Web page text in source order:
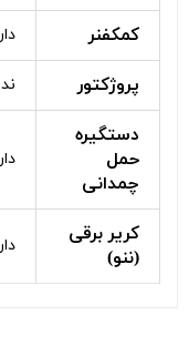
کمکفنر
پروژکتور
دستگیره
حمل
چمدانی
کریر برقی
(ننو)